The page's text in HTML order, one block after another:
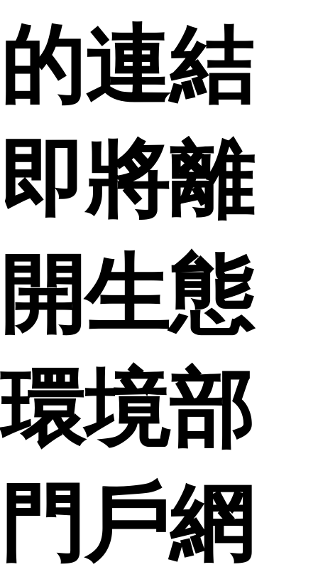
的連結
即將離
開生態
環境部
門戶網